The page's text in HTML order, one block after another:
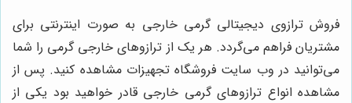
فروش ترازوی دیجیتالی گرمی خارجی به صورت اینترنتی برای
مشتریان فراهم می‌گردد. هر یک از ترازوهای خارجی گرمی را شما
می‌توانید در وب سایت فروشگاه تجهیزات مشاهده کنید. پس از
مشاهده انواع ترازوهای گرمی خارجی قادر خواهید بود یکی از